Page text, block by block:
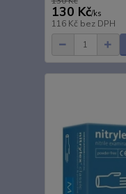
130 Kč/ks
116 Kč bez DPH